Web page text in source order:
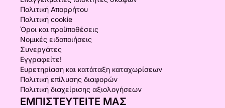
Πολιτική Απορρήτου
Πολιτική cookie
Όροι και προϋποθέσεις
Νομικές ειδοποιήσεις
Συνεργάτες
Εγγραφείτε!
Ευρετηρίαση και κατάταξη καταχωρίσεων
Πολιτική επίλυσης διαφορών
Πολιτική διαχείρισης αξιολογήσεων
ΕΜΠΙΣΤΕΥΤΕΊΤΕ ΜΑΣ